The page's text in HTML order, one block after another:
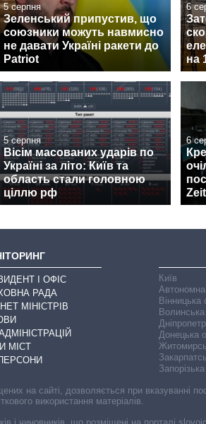
5 серпня
Зеленський припустив, що
союзники можуть навмисно
не давати Україні ракети до
Patriot
6
на
5 серпня
Вісім масованих ударів по
Україні за літо: Київ та
область стали головною
ціллю рф
6
Zeit
І ОФІС
РАДА
МІНІСТРІВ
МІСТ
Київ
Вінницька
Донецька
на сайті, дозволяється при
використання матеріалів.